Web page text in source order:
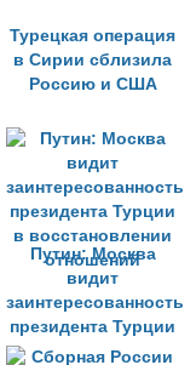
Турецкая операция
в Сирии сблизила
Россию и США
Путин: Москва
видит
заинтересованность
президента Турции
в восстановлении